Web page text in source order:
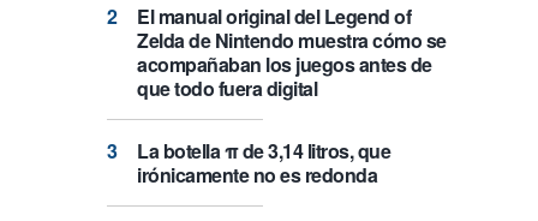
El manual original del Legend of
Zelda de Nintendo muestra cómo se
acompañaban los juegos antes de
que todo fuera digital
La botella π de 3,14 litros, que
irónicamente no es redonda